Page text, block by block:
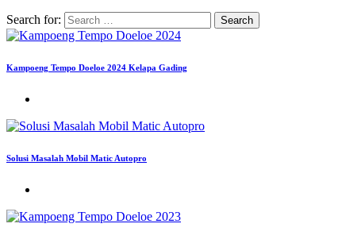
Search for:
Kampoeng Tempo Doeloe 2024 Kelapa Gading
Solusi Masalah Mobil Matic Autopro